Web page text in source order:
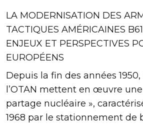
LA MODERNISATION DES
TACTIQUES AMÉRICAINES
ENJEUX ET PERSPECTIVES
EUROPÉENS
Depuis la fin des années
l’OTAN mettent en œuvre
partage nucléaire »,
1968 par le stationnement de